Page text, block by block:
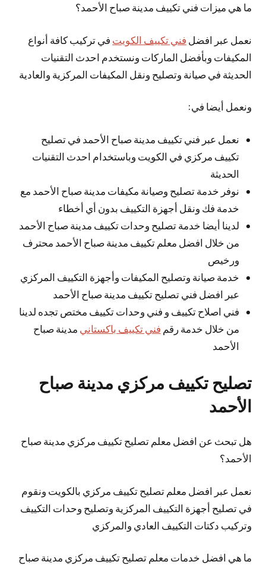
ما هي ميزات فني تكييف مدينة صباح الأحمد؟
نعمل عبر افضل فني تكييف الكويت في تركيب كافة أنواع
المكيفات وبأفضل الماركات ونستخدم احدث التقنيات
الحديثة في صيانة وتصليح ونقل المكيفات المركزية والعادية
ونعمل أيضا في:
نعمل عبر فني تكييف مدينة صباح الأحمد في تصليح
تكييف مركزي في الكويت وباستخدام احدث التقنيات
الحديثة
نوفر خدمة تصليح وصيانة مكيفات مدينة صباح الأحمد مع
خدمة فك ونقل أجهزة التكييف بدون أي أخطاء
لدينا أيضا خدمة تصليح وحدات تكييف مدينة صباح الأحمد
من خلال افضل معلم تكييف مدينة صباح الأحمد محترف
ورخيص
خدمة صيانة وتصليح المكيفات وأجهزة التكييف المركزي
عبر افضل فني تصليح تكييف مدينة صباح الأحمد
فني اصلاح تكييف و فني وحدات تكييف مختص تجده لدينا
من خلال خدمة رقم فني تكييف باكستاني مدينة صباح
الأحمد
تصليح تكييف مركزي مدينة صباح
الأحمد
هل تبحث عن افضل معلم تصليح تكييف مركزي مدينة صباح
الأحمد؟
نعمل عبر افضل معلم تصليح تكييف مركزي بالكويت ونقوم
في تصليح أجهزة التكييف المركزية وتصليح وحدات التكييف
وتركيب دكتات التكييف العادي والمركزي
ما هي افضل خدمات معلم تصليح تكييف مركزي مدينة صباح